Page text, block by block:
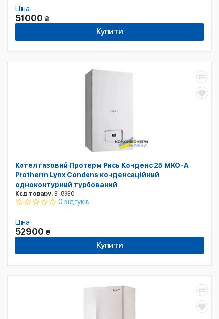
Ціна
51000 ₴
Купити
Котел газовий Протерм Рись Конденс 25 MKO-A
Protherm Lynx Condens конденсаційний
одноконтурний турбований
Код товару: 3-8930
0 відгуків
Ціна
52900 ₴
Купити